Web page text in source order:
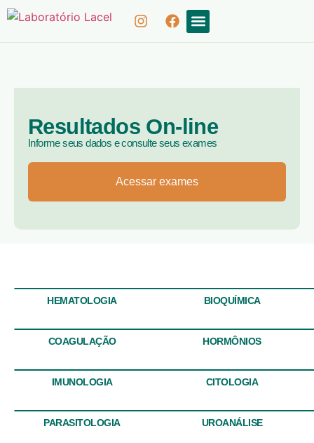
Resultados On-line
Informe seus dados e consulte seus exames
Acessar exames
HEMATOLOGIA BIOQUÍMICA
COAGULAÇÃO HORMÔNIOS
IMUNOLOGIA CITOLOGIA
PARASITOLOGIA UROANÁLISE